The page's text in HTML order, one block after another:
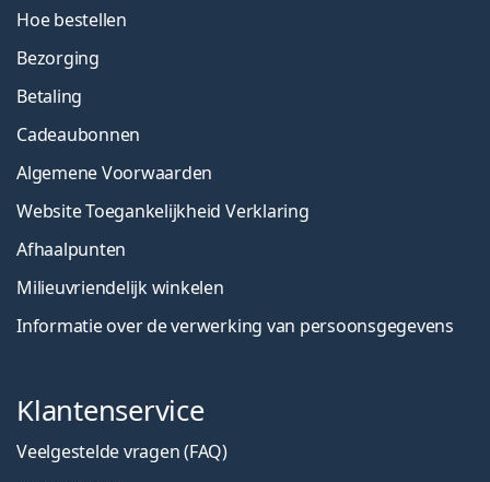
Hoe bestellen
Bezorging
Betaling
Cadeaubonnen
Algemene Voorwaarden
Website Toegankelijkheid Verklaring
Afhaalpunten
Milieuvriendelijk winkelen
Informatie over de verwerking van persoonsgegevens
Klantenservice
Veelgestelde vragen (FAQ)